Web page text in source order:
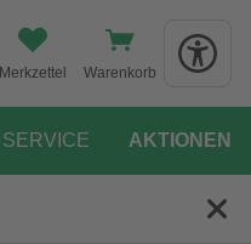
Merkzettel Warenkorb
SERVICE AKTIONEN